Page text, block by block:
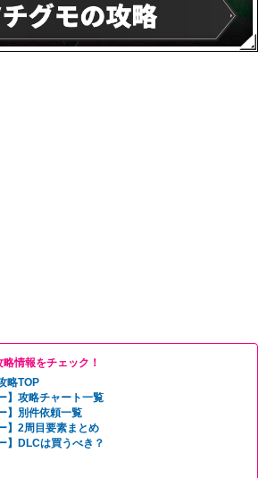
情報をチェック！
略TOP
】攻略チャート一覧
】別件依頼一覧
】2周目要素まとめ
】DLCは買うべき？